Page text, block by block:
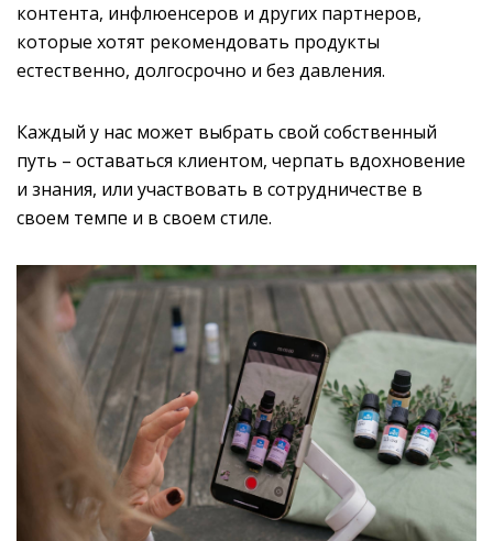
контента, инфлюенсеров и других партнеров,
которые хотят рекомендовать продукты
естественно, долгосрочно и без давления.
Каждый у нас может выбрать свой собственный
путь – оставаться клиентом, черпать вдохновение
и знания, или участвовать в сотрудничестве в
своем темпе и в своем стиле.